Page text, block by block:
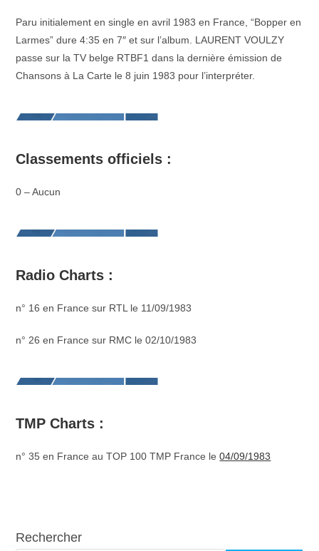
Paru initialement en single en avril 1983 en France, “Bopper en
Larmes” dure 4:35 en 7″ et sur l’album. LAURENT VOULZY
passe sur la TV belge RTBF1 dans la dernière émission de
Chansons à La Carte le 8 juin 1983 pour l’interpréter.
Classements officiels :
0 – Aucun
Radio Charts :
n° 16 en France sur RTL le 11/09/1983
n° 26 en France sur RMC le 02/10/1983
TMP Charts :
n° 35 en France au TOP 100 TMP France le04/09/1983
Rechercher